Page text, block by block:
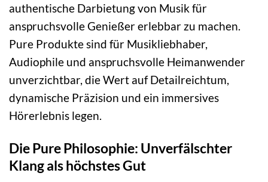
authentische Darbietung von Musik für
anspruchsvolle Genießer erlebbar zu machen.
Pure Produkte sind für Musikliebhaber,
Audiophile und anspruchsvolle Heimanwender
unverzichtbar, die Wert auf Detailreichtum,
dynamische Präzision und ein immersives
Hörerlebnis legen.
Die Pure Philosophie: Unverfälschter
Klang als höchstes Gut